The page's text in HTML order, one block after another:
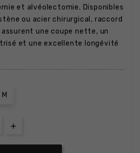
et alvéolectomie. Disponibles
ou acier chirurgical, raccord
assurent une coupe nette, un
et une excellente longévité
M